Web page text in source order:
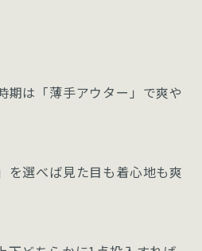
は「薄手アウター」で爽や
選べば見た目も着心地も爽